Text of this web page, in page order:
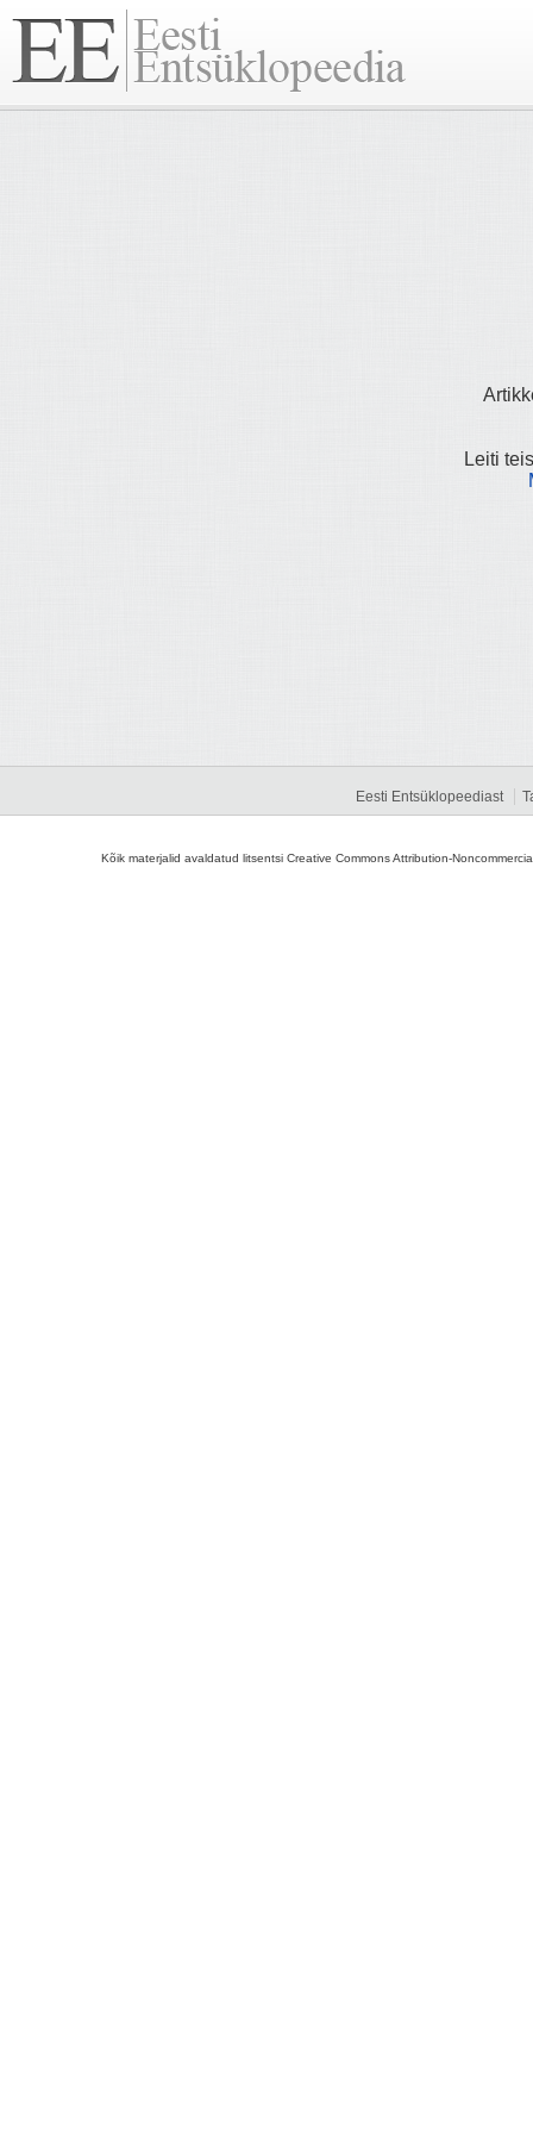
Leiti
Eesti Entsüklopeediast
Kõik materjalid avaldatud litsentsi Creative Commons Attribution-